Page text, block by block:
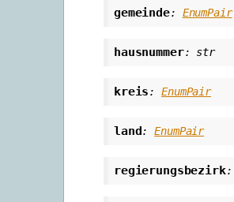
gemeinde: EnumPair
hausnummer: str
kreis: EnumPair
land : EnumPair
regierungsbezirk: